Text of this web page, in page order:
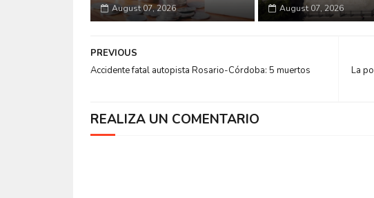
August 07, 2026 August 07, 2026
La
PREVIOUS
Accidente fatal autopista Rosario-Córdoba: 5 muertos
REALIZA UN COMENTARIO